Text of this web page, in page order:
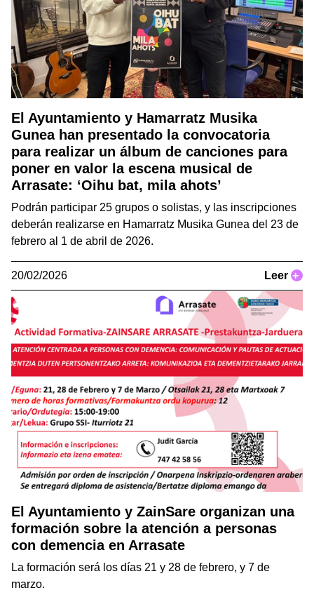
El Ayuntamiento y Hamarratz Musika
Gunea han presentado la convocatoria
para realizar un álbum de canciones para
poner en valor la escena musical de
Arrasate: ‘Oihu bat, mila ahots’
Podrán participar 25 grupos o solistas, y las inscripciones
deberán realizarse en Hamarratz Musika Gunea del 23 de
febrero al 1 de abril de 2026.
20/02/2026 Leer +
El Ayuntamiento y ZainSare organizan una
formación sobre la atención a personas
con demencia en Arrasate
La formación será los días 21 y 28 de febrero, y 7 de
marzo.